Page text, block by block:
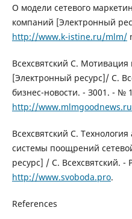
О модели сетевого
компаний [Электронный
http://www.k-istine.ru/mlm/
Всехсвятский С. Мотивация
[Электронный ресурс]/ C.
бизнес-новости. - З001. - №
http://www.mlmgoodnews.ru
Всехсвятский С.
системы поощрений
ресурс] / С. Всехсвятский. -
http://www.svoboda.pro.
References